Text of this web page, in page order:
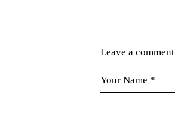
Leave a comment